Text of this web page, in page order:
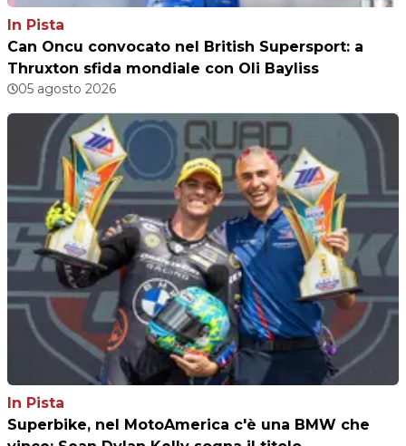
In Pista
Can Oncu convocato nel British Supersport: a
Thruxton sfida mondiale con Oli Bayliss
05 agosto 2026
In Pista
Superbike, nel MotoAmerica c'è una BMW che